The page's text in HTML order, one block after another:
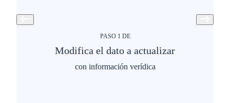
PASO 1 DE
Modifica el dato a actualizar
con información verídica